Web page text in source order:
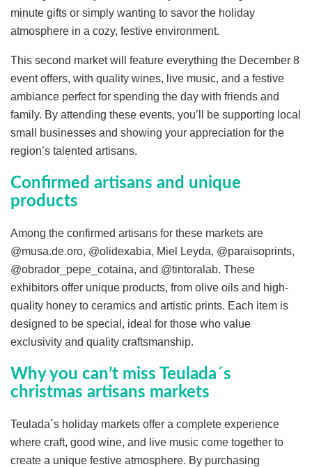
minute gifts or simply wanting to savor the holiday
atmosphere in a cozy, festive environment.
This second market will feature everything the December 8
event offers, with quality wines, live music, and a festive
ambiance perfect for spending the day with friends and
family. By attending these events, you’ll be supporting local
small businesses and showing your appreciation for the
region’s talented artisans.
Confirmed artisans and unique
products
Among the confirmed artisans for these markets are
@musa.de.oro, @olidexabia, Miel Leyda, @paraisoprints,
@obrador_pepe_cotaina, and @tintoralab. These
exhibitors offer unique products, from olive oils and high-
quality honey to ceramics and artistic prints. Each item is
designed to be special, ideal for those who value
exclusivity and quality craftsmanship.
Why you can’t miss Teulada´s
christmas artisans markets
Teulada´s holiday markets offer a complete experience
where craft, good wine, and live music come together to
create a unique festive atmosphere. By purchasing